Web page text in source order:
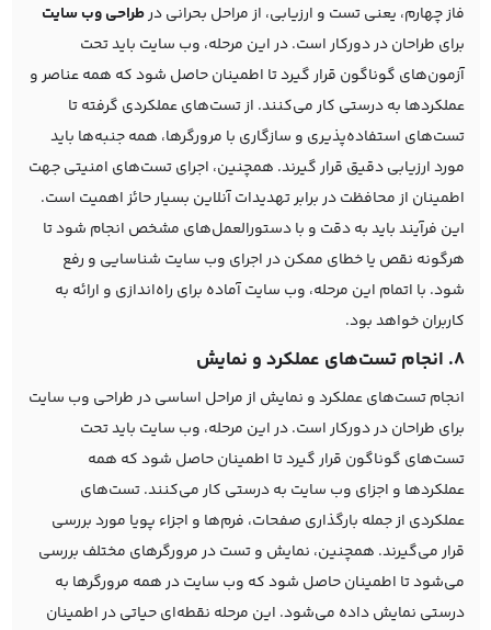
فاز چهارم، یعنی تست و ارزیابی، از مراحل بحرانی درطراحی وب‌ سایت
برای طراحان در دورکار است. در این مرحله، وب سایت باید تحت
آزمون‌های گوناگون قرار گیرد تا اطمینان حاصل شود که همه عناصر و
عملکردها به درستی کار می‌کنند. از تست‌های عملکردی گرفته تا
تست‌های استفاده‌پذیری و سازگاری با مرورگرها، همه جنبه‌ها باید
مورد ارزیابی دقیق قرار گیرند. همچنین، اجرای تست‌های امنیتی جهت
اطمینان از محافظت در برابر تهدیدات آنلاین بسیار حائز اهمیت است.
این فرآیند باید به دقت و با دستورالعمل‌های مشخص انجام شود تا
هرگونه نقص یا خطای ممکن در اجرای وب سایت شناسایی و رفع
شود. با اتمام این مرحله، وب سایت آماده برای راه‌اندازی و ارائه به
کاربران خواهد بود.
8. انجام تست‌های عملکرد و نمایش
انجام تست‌های عملکرد و نمایش از مراحل اساسی در طراحی وب سایت
برای طراحان در دورکار است. در این مرحله، وب سایت باید تحت
تست‌های گوناگون قرار گیرد تا اطمینان حاصل شود که همه
عملکردها و اجزای وب سایت به درستی کار می‌کنند. تست‌های
عملکردی از جمله بارگذاری صفحات، فرم‌ها و اجزاء پویا مورد بررسی
قرار می‌گیرند. همچنین، نمایش و تست در مرورگرهای مختلف بررسی
می‌شود تا اطمینان حاصل شود که وب سایت در همه مرورگرها به
درستی نمایش داده می‌شود. این مرحله نقطه‌ای حیاتی در اطمینان